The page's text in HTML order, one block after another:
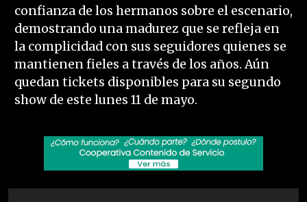
confianza de los hermanos sobre el escenario,
demostrando una madurez que se refleja en
la complicidad con sus seguidores quienes se
mantienen fieles a través de los años. Aún
quedan tickets disponibles para su segundo
show de este lunes 11 de mayo.